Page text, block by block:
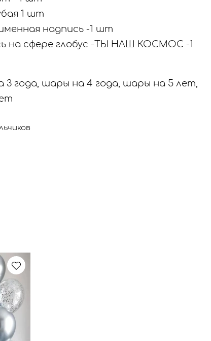
1 шт
надпись -1 шт
на сфере глобус -ТЫ НАШ КОСМОС -1
3 года, шары на 4 года, шары на 5 лет,